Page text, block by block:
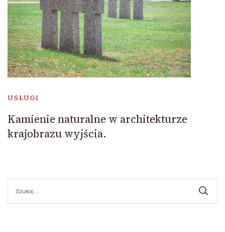
USŁUGI
Kamienie naturalne w architekturze
krajobrazu wyjścia.